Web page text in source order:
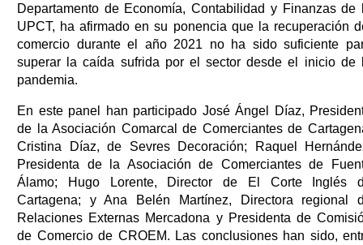
Departamento de Economía, Contabilidad y Finanzas de
UPCT, ha afirmado en su ponencia que la recuperación
comercio durante el año 2021 no ha sido suficiente
superar la caída sufrida por el sector desde el inicio de
pandemia.
En este panel han participado José Ángel Díaz,
de la Asociación Comarcal de Comerciantes de
Cristina Díaz, de Sevres Decoración; Raquel
Presidenta de la Asociación de Comerciantes de
Álamo; Hugo Lorente, Director de El Corte Inglés
Cartagena; y Ana Belén Martínez, Directora regional
Relaciones Externas Mercadona y Presidenta de
de Comercio de CROEM. Las conclusiones han sido,